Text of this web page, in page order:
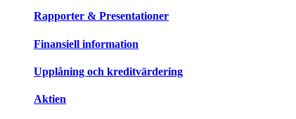
Rapporter & Presentationer
Finansiell information
Upplåning och kreditvärdering
Aktien